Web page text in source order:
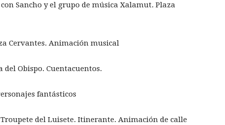
Sancho y el grupo de música Xalamut. Plaza
Cervantes. Animación musical
Obispo. Cuentacuentos.
fantásticos
del Luisete. Itinerante. Animación de calle